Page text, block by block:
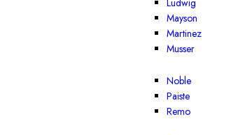
Ludwig
Mayson
Martinez
Musser
Noble
Paiste
Remo